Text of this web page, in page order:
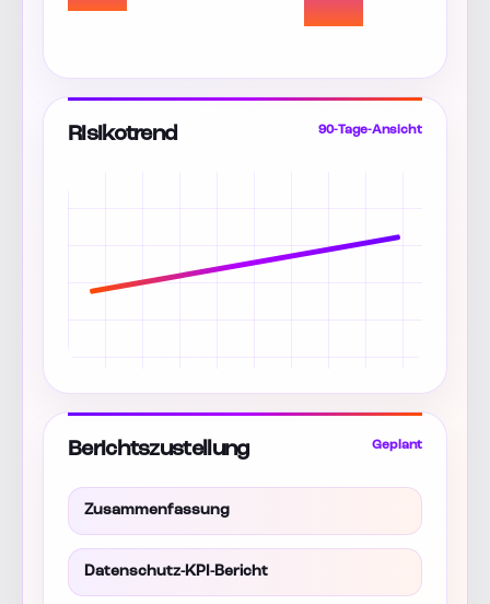
Risikotrend 90-Tage-Ansicht
Berichtszustellung Geplant
Zusammenfassung
Datenschutz-KPI-Bericht